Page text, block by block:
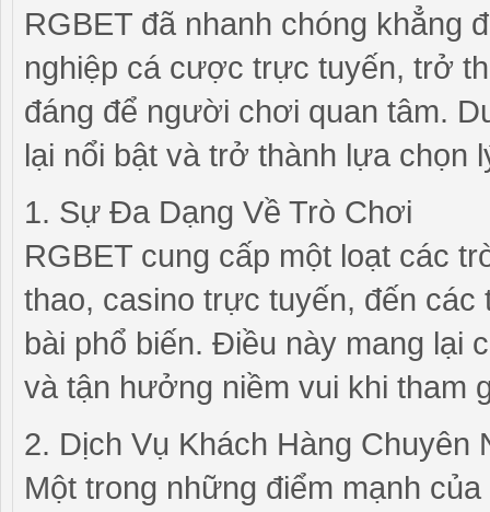
RGBET đã nhanh chóng khẳng
nghiệp cá cược trực tuyến, trở
đáng để người chơi quan tâm.
lại nổi bật và trở thành lựa
1. Sự Đa Dạng Về Trò Chơi
RGBET cung cấp một loạt các
thao, casino trực tuyến, đến
bài phổ biến. Điều này mang lại
và tận hưởng niềm vui khi tham
2. Dịch Vụ Khách Hàng Chuyên
Một trong những điểm mạnh